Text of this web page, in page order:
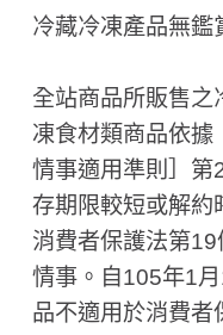
冷藏冷凍產品無鑑
全站商品所販售之
凍食材類商品依據
情事適用準則］第
存期限較短或解約
消費者保護法第
情事。自105年1
品不適用於消費